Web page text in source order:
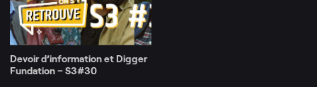
Devoir d’information et Digger
Fundation – S3#30